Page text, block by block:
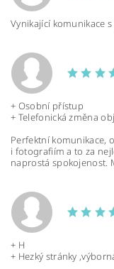
Vynikající komunikace
+ Osobní přístup
+ Telefonická změna
Perfektní komunikace,
i fotografiím a to za
naprostá spokojenost.
+ H
+ Hezký stránky